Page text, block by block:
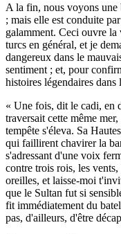
A la fin, nous voyons une
; mais elle est conduite
galamment. Ceci ouvre la
turcs en général, et je
dangereux dans le
sentiment ; et, pour
histoires légendaires
« Une fois, dit le cadi, en
traversait cette même
tempête s'éleva. Sa
qui faillirent chavirer la
s'adressant d'une voix
contre trois rois, les
oreilles, et laisse-moi
que le Sultan fut si
fit immédiatement du
pas, d'ailleurs, d'être